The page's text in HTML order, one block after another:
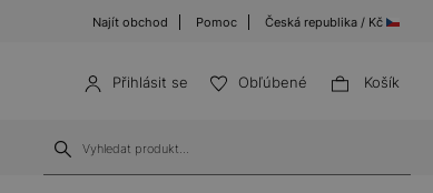
Najít obchod Pomoc Česká republika / Kč
Přihlásit se Obľúbené Košík